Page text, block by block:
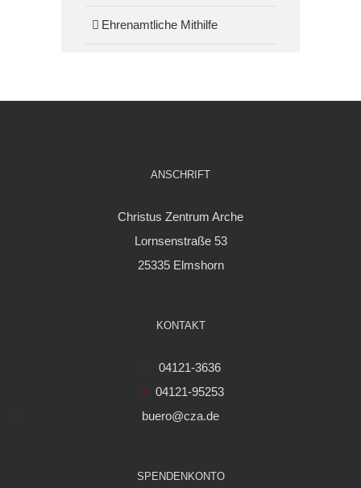
Ehrenamtliche Mithilfe
ANSCHRIFT
Christus Zentrum Arche
Lornsenstraße 53
25335 Elmshorn
KONTAKT
04121-3636
04121-95253
buero@cza.de
SPENDENKONTO